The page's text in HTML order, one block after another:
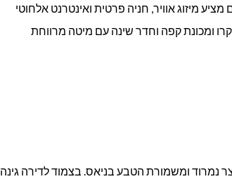
מיזוג אוויר, חניה פרטית ואינטרנט אלחוטי
ומכונת קפה וחדר שינה עם מיטה מרווחת
ונמצאת במרחק של פחות מ 20 ק"מ ממבצר נמרוד ומשמורת הטבע בניאס. בצמוד לדירה גינה